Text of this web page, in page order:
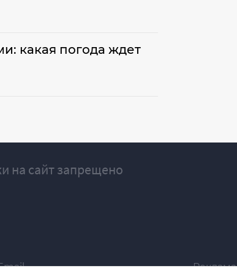
какая погода ждет
на сайт запрещено
Реклама